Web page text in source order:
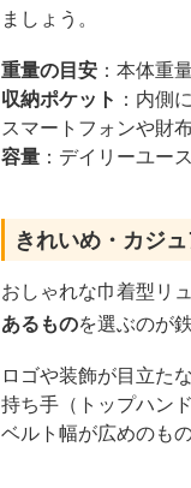
ましょう。
重量の目安 ：本体重
収納ポケット ：内側
スマートフォンや財
容量 ：デイリーユー
きれいめ・カジ
おしゃれな巾着型リ
あるものを選ぶのが
ロゴや装飾が目立た
持ち手（トップハン
ベルト幅が広めのも